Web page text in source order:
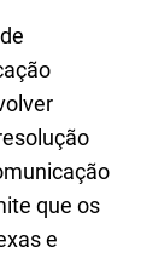
que os
e